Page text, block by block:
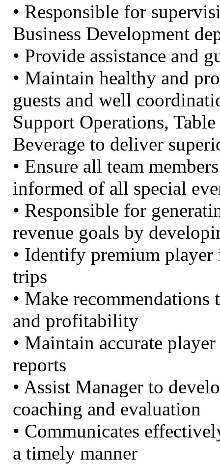
• Responsible for
Business Development
• Provide assistance and
• Maintain healthy and
guests and well
Support Operations,
Beverage to deliver
• Ensure all team
informed of all special
• Responsible for
revenue goals by
• Identify premium player
trips
• Make
and profitability
• Maintain accurate
reports
• Assist Manager to
coaching and evaluation
• Communicates
a timely manner